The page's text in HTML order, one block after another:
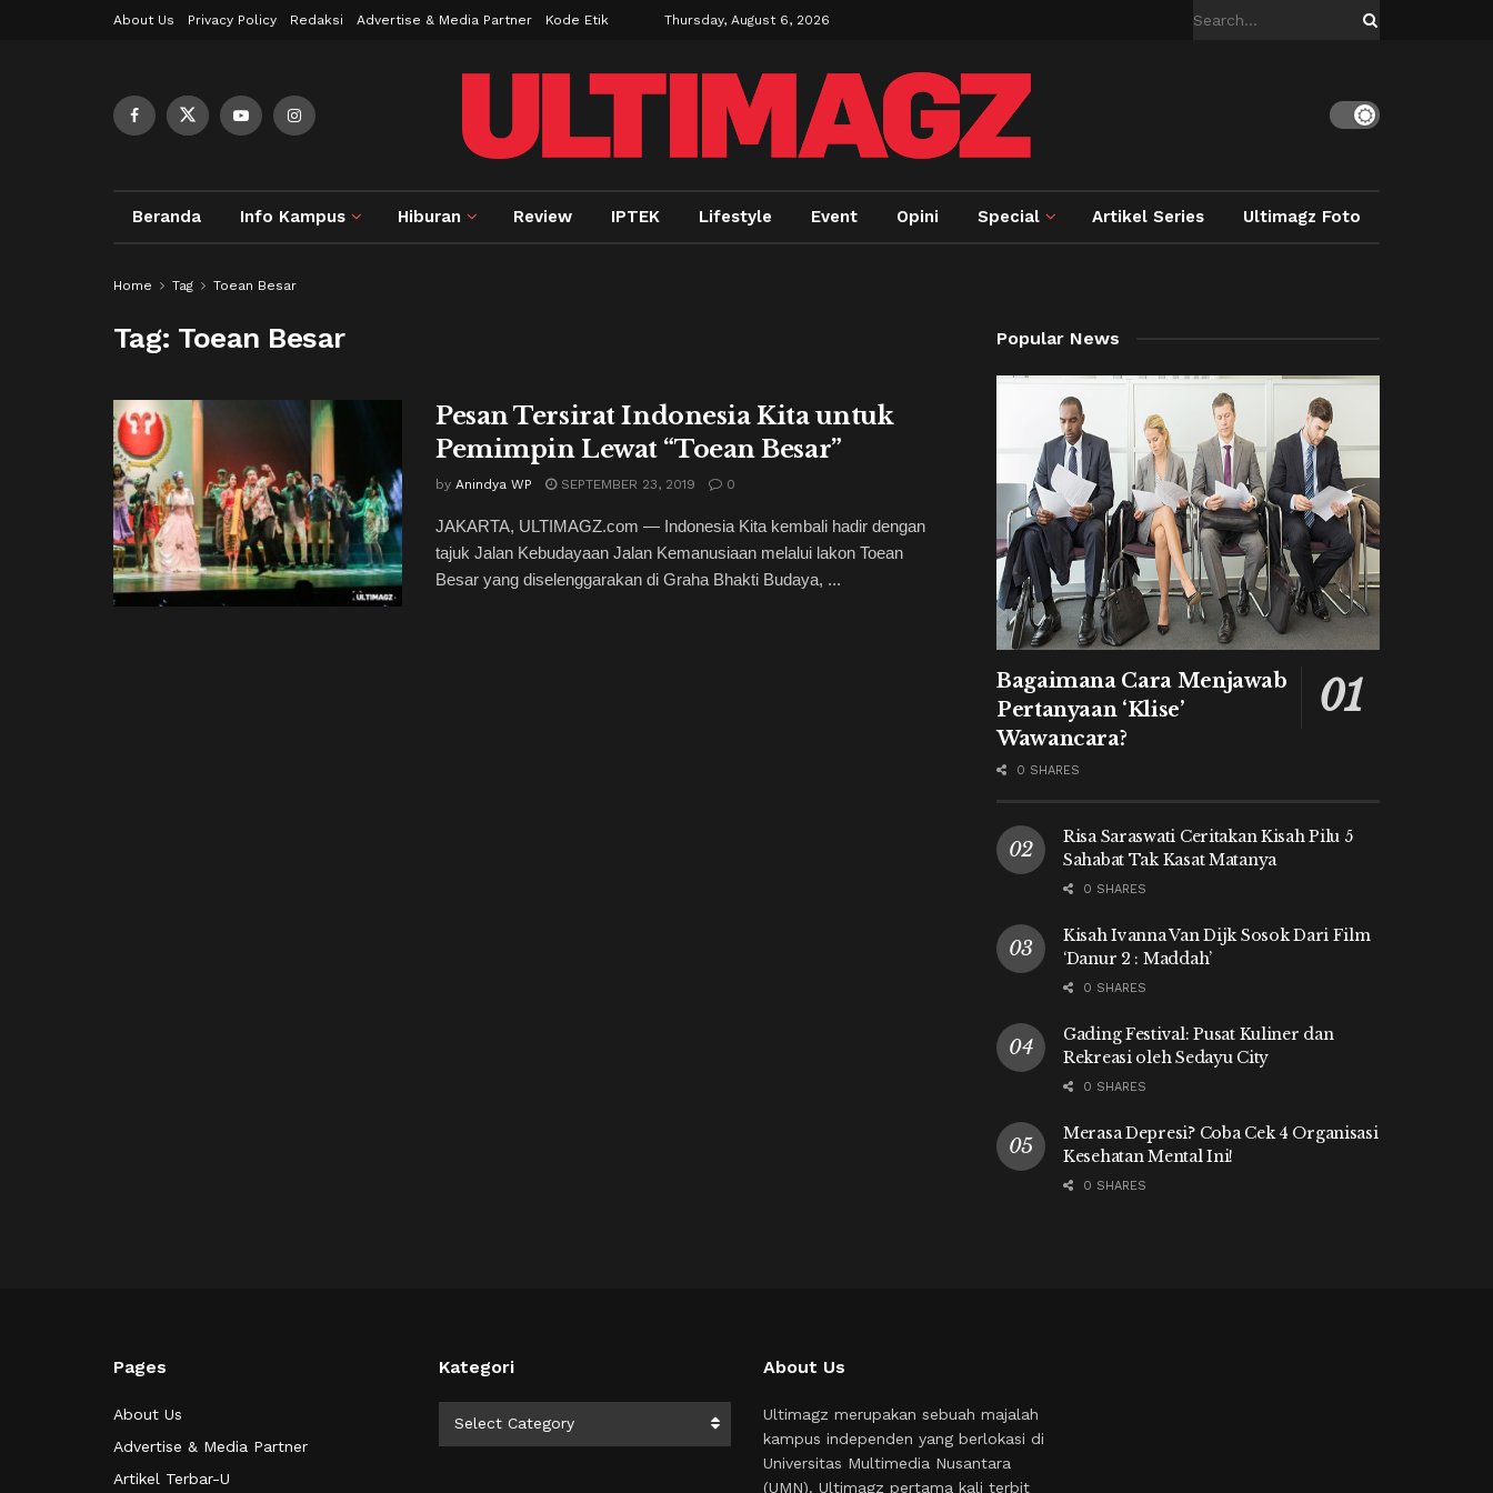
About Us Privacy Policy Redaksi Advertise & Media Partner Kode Etik Thursday, August 6, 2026
Beranda Info Kampus Hiburan Review IPTEK Lifestyle Event Opini Special Artikel Series Ultimagz Foto
Home Tag Toean Besar
Tag: Toean Besar
Pesan Tersirat Indonesia Kita untuk
Pemimpin Lewat “Toean Besar”
by Anindya WP SEPTEMBER 23, 2019 0
JAKARTA, ULTIMAGZ.com — Indonesia Kita kembali hadir dengan
tajuk Jalan Kebudayaan Jalan Kemanusiaan melalui lakon Toean
Besar yang diselenggarakan di Graha Bhakti Budaya, ...
Popular News
Bagaimana Cara Menjawab
Pertanyaan ‘Klise’
Wawancara?
0 SHARES
Risa Saraswati Ceritakan Kisah Pilu 5
Sahabat Tak Kasat Matanya
0 SHARES
Kisah Ivanna Van Dijk Sosok Dari Film
‘Danur 2 : Maddah’
0 SHARES
Gading Festival: Pusat Kuliner dan
Rekreasi oleh Sedayu City
0 SHARES
Merasa Depresi? Coba Cek 4 Organisasi
Kesehatan Mental Ini!
0 SHARES
Pages
About Us
Advertise & Media Partner
Artikel Terbar-U
Kategori
Select Category
About Us
Ultimagz merupakan sebuah majalah
kampus independen yang berlokasi di
Universitas Multimedia Nusantara
(UMN). Ultimagz pertama kali terbit